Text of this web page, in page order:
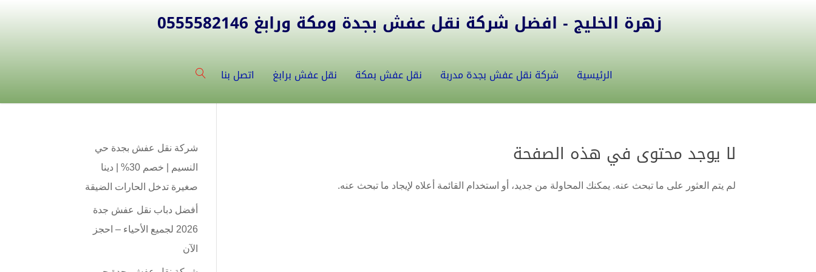
زهرة الخليج - افضل شركة نقل عفش بجدة ومكة ورابغ 0555582146
الرئيسية شركة نقل عفش بجدة مدربة نقل عفش بمكة نقل عفش برابغ اتصل بنا
لا يوجد محتوى في هذه الصفحة
لم يتم العثور على ما تبحث عنه. يمكنك المحاولة من جديد، أو استخدام القائمة أعلاه لإيجاد ما تبحث عنه.
شركة نقل عفش بجدة حي
النسيم | خصم 30% | دينا
صغيرة تدخل الحارات الضيقة
أفضل دباب نقل عفش جدة
2026 لجميع الأحياء – احجز
الآن